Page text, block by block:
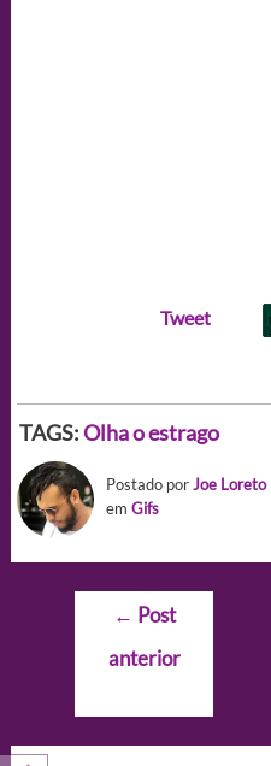
Tweet
TAGS:Olha o estrago
Postado porJoe Loreto
em Gifs
Navegação
Post
← Post
anterior